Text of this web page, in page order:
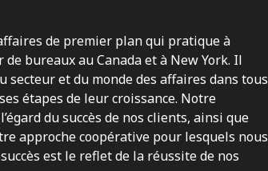
de premier plan qui pratique à
bureaux au Canada et à New York. Il
secteur et du monde des affaires dans tous
étapes de leur croissance. Notre
du succès de nos clients, ainsi que
approche coopérative pour lesquels nous
est le reflet de la réussite de nos